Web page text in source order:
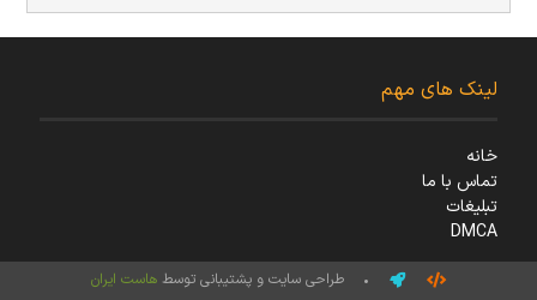
لینک های مهم
خانه
تماس با ما
تبلیغات
DMCA
• طراحی سایت و پشتیبانی توسط هاست ایران